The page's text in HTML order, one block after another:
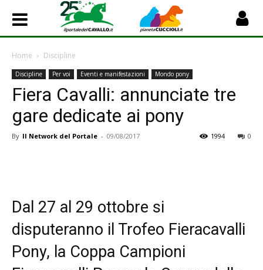
Home Discipline
Discipline Per voi Eventi e manifestazioni Mondo pony
Fiera Cavalli: annunciate tre
gare dedicate ai pony
By Il Network del Portale - 09/08/2017 0
1994
Dal 27 al 29 ottobre si
disputeranno il Trofeo Fieracavalli
Pony, la Coppa Campioni